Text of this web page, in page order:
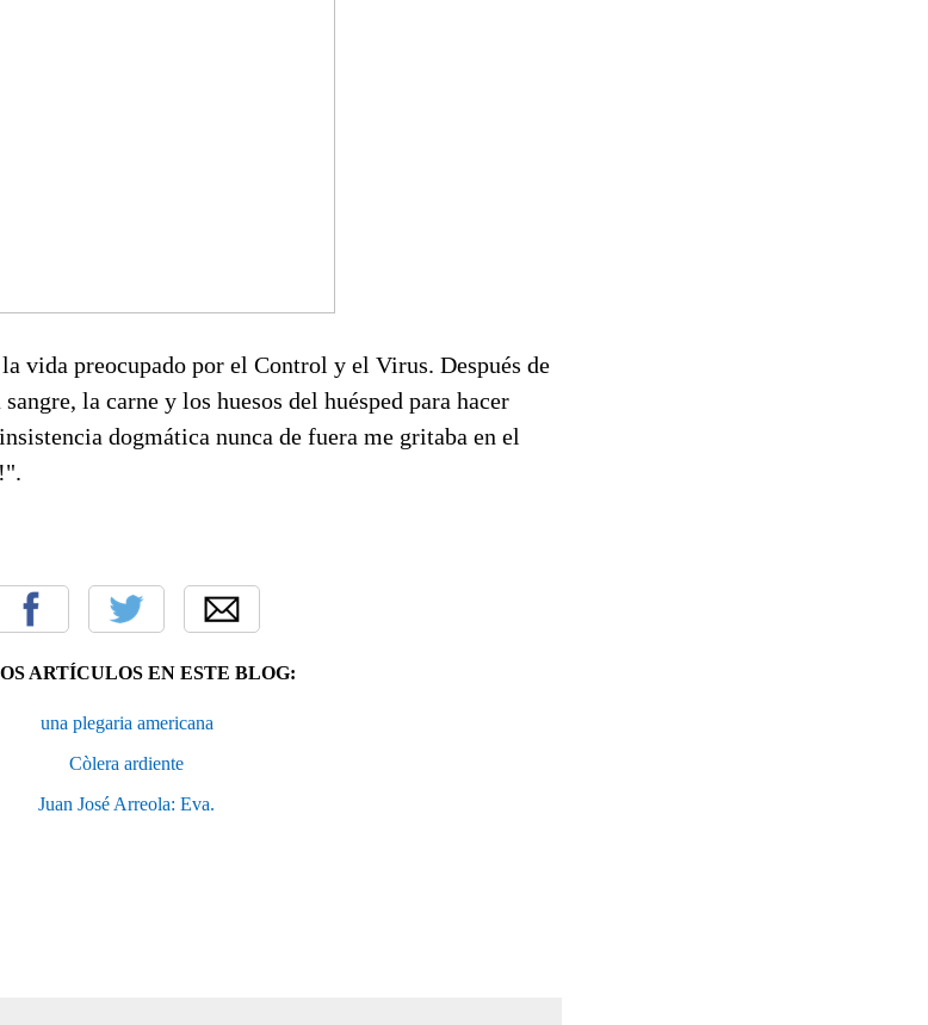
vida preocupado por el Control y el Virus. Después de
la carne y los huesos del huésped para hacer
dogmática nunca de fuera me gritaba en el
ARTÍCULOS EN ESTE BLOG:
una plegaria americana
Còlera ardiente
Juan José Arreola: Eva.